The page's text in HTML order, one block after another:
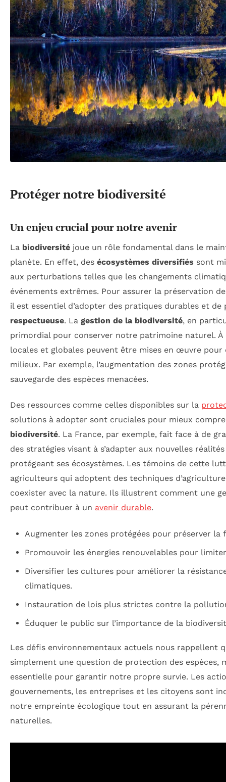
Protéger notre biodiversité
Un enjeu crucial pour notre avenir
La biodiversité joue un rôle fondamental dans le
planète. En effet, des écosystèmes diversifiés sont
aux perturbations telles que les changements
événements extrêmes. Pour assurer la préservation
il est essentiel d’adopter des pratiques durables et
respectueuse. La gestion de la biodiversité, en
primordial pour conserver notre patrimoine naturel. À
locales et globales peuvent être mises en œuvre
milieux. Par exemple, l’augmentation des zones
sauvegarde des espèces menacées.
Des ressources comme celles disponibles sur la
solutions à adopter sont cruciales pour mieux
biodiversité. La France, par exemple, fait face à de
des stratégies visant à s’adapter aux nouvelles
protégeant ses écosystèmes. Les témoins de cette
agriculteurs qui adoptent des techniques
coexister avec la nature. Ils illustrent comment une
peut contribuer à un avenir durable.
Augmenter les zones protégées pour préserver la
Promouvoir les énergies renouvelables pour
Diversifier les cultures pour améliorer la
climatiques.
Instauration de lois plus strictes contre la
Éduquer le public sur l’importance de la
Les défis environnementaux actuels nous rappellent
simplement une question de protection des espèces,
essentielle pour garantir notre propre survie. Les
gouvernements, les entreprises et les citoyens sont
notre empreinte écologique tout en assurant la
naturelles.